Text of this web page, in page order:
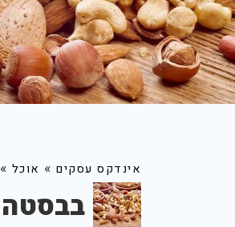
אינדקס עסקים » אוכל »
בבסטה